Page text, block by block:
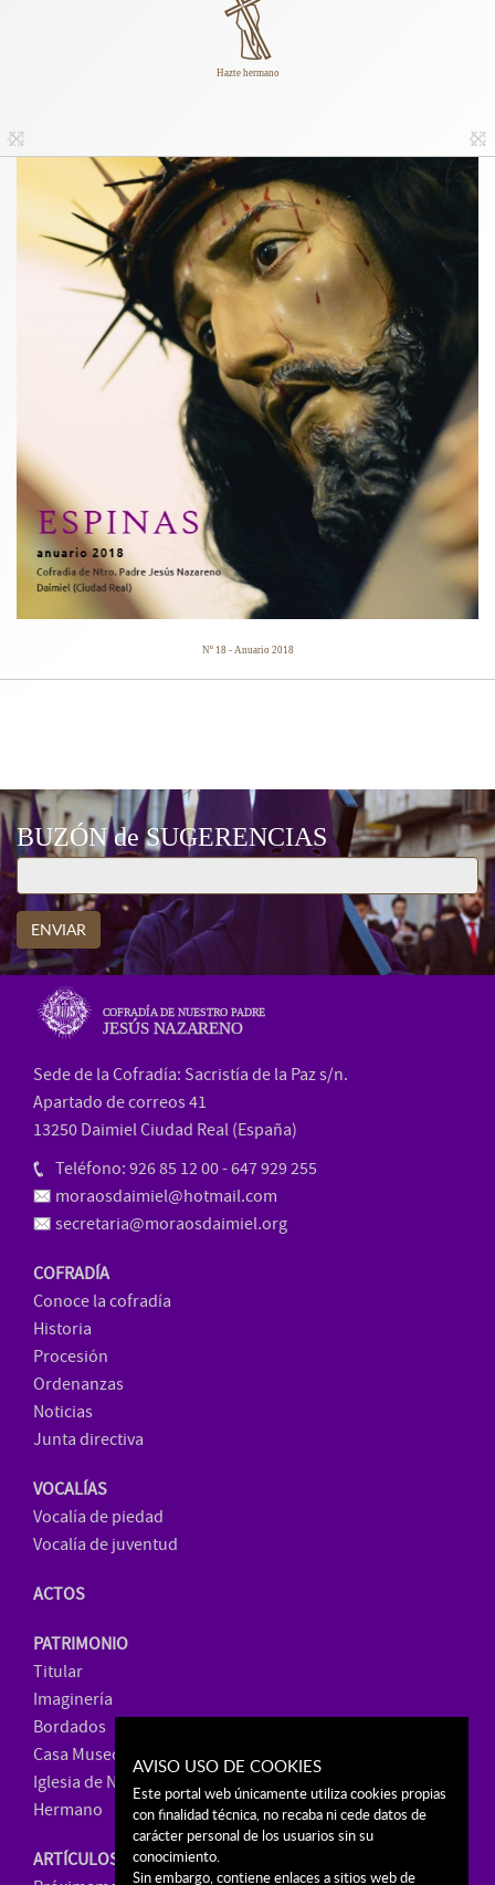
Hazte hermano
Nº 18 - Anuario 2018
BUZÓN de SUGERENCIAS
ENVIAR
COFRADÍA DE NUESTRO PADRE
JESÚS NAZARENO
Sede de la Cofradía: Sacristía de la Paz s/n.
Apartado de correos 41
13250 Daimiel Ciudad Real (España)
Teléfono: 926 85 12 00 - 647 929 255
moraosdaimiel@hotmail.com
secretaria@moraosdaimiel.org
COFRADÍA
Conoce la cofradía
Historia
Procesión
Ordenanzas
Noticias
Junta directiva
VOCALÍAS
Vocalía de piedad
Vocalía de juventud
ACTOS
PATRIMONIO
Titular
Imaginería
Bordados
Casa Museo
Iglesia de Ntra. Sra. de La Paz
Hermano
ARTÍCULOS
AVISO USO DE COOKIES
Este portal web únicamente utiliza cookies propias
con finalidad técnica, no recaba ni cede datos de
carácter personal de los usuarios sin su
conocimiento.
Sin embargo, contiene enlaces a sitios web de